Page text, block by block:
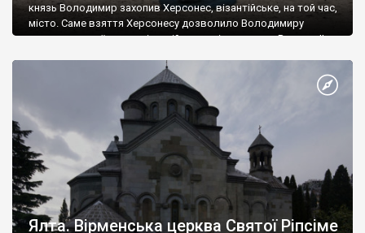
князь Володимир захопив Херсонес, візантійське, на той час,
місто. Саме взяття Херсонесу дозволило Володимиру
диктувати свої умови візантійському імператору Василю ІІ, та
Херсонесі Володимир-язичник, став Василем-християнином.
А потім було Хрещення Русі. На честь Херсонесу Таврійського
Ялта. Вірменська церква Святої Ріпсіме